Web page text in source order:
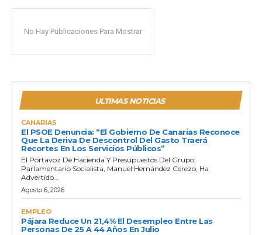
No Hay Publicaciones Para Mostrar
ULTIMAS NOTICIAS
CANARIAS
El PSOE Denuncia: “El Gobierno De Canarias Reconoce
Que La Deriva De Descontrol Del Gasto Traerá
Recortes En Los Servicios Públicos”
El Portavoz De Hacienda Y Presupuestos Del Grupo
Parlamentario Socialista, Manuel Hernández Cerezo, Ha
Advertido...
Agosto 6, 2026
EMPLEO
Pájara Reduce Un 21,4% El Desempleo Entre Las
Personas De 25 A 44 Años En Julio